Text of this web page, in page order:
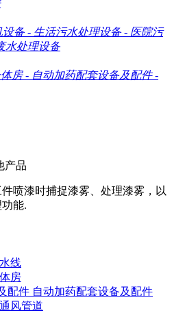
设备 - 生活污水处理设备 - 医院污
水处理设备
房 - 自动加药配套设备及配件 -
产品
喷漆时捕捉漆雾、处理漆雾，以
能.
线
房
自动加药配套设备及配件
风管道